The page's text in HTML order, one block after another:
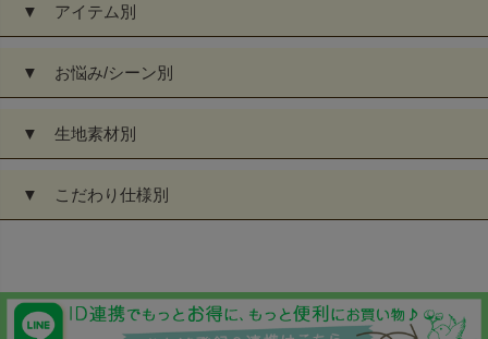
▼ アイテム別
▼ お悩み/シーン別
▼ 生地素材別
▼ こだわり仕様別